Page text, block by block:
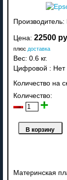
Производитель:
Цена: 22500
плюс доставка
Вес: 0.6 кг.
Цифровой : Нет
Количество на
Количество:
Материнская